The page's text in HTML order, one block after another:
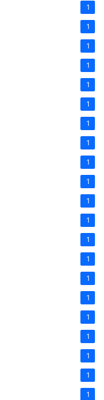
1
1
1
1
1
1
1
1
1
1
1
1
1
1
1
1
1
1
1
1
1